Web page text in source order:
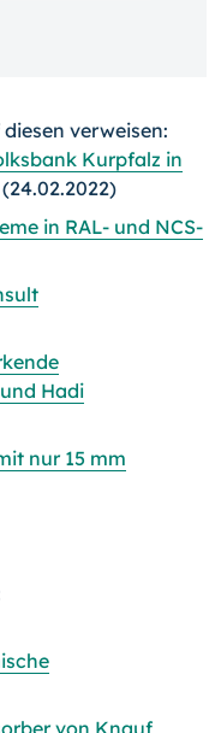
verweisen:
Kurpfalz in
(24.02.2022)
in RAL- und NCS-
Hadi
nur 15 mm